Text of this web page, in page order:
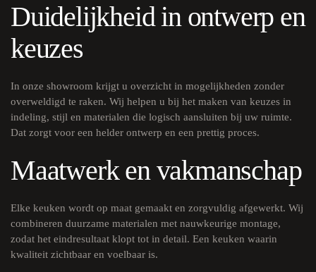
Duidelijkheid in ontwerp en
keuzes
In onze showroom krijgt u overzicht in mogelijkheden zonder
overweldigd te raken. Wij helpen u bij het maken van keuzes in
indeling, stijl en materialen die logisch aansluiten bij uw ruimte.
Dat zorgt voor een helder ontwerp en een prettig proces.
Maatwerk en vakmanschap
Elke keuken wordt op maat gemaakt en zorgvuldig afgewerkt. Wij
combineren duurzame materialen met nauwkeurige montage,
zodat het eindresultaat klopt tot in detail. Een keuken waarin
kwaliteit zichtbaar en voelbaar is.